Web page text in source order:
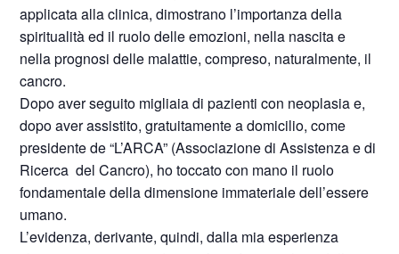
applicata alla clinica, dimostrano l’importanza della
spiritualità ed il ruolo delle emozioni, nella nascita e
nella prognosi delle malattie, compreso, naturalmente, il
cancro.
Dopo aver seguito migliaia di pazienti con neoplasia e,
dopo aver assistito, gratuitamente a domicilio, come
presidente de “L’ARCA” (Associazione di Assistenza e di
Ricerca del Cancro), ho toccato con mano il ruolo
fondamentale della dimensione immateriale dell’essere
umano.
L’evidenza, derivante, quindi, dalla mia esperienza